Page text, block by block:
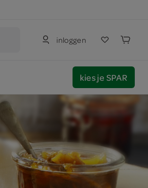
inloggen
kies je SPAR